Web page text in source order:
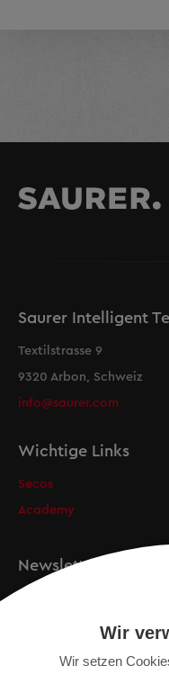
Saurer Intelligent
Textilstrasse 9
9320 Arbon, Schweiz
info@saurer.com
Wichtige Links
Secos
Academy
Newsletter
Wir
Wir setzen